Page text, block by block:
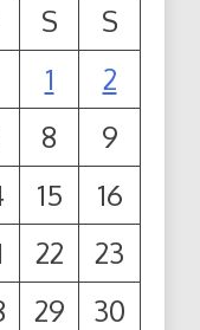
S
S
1
2
8
9
15
16
22
23
29
30